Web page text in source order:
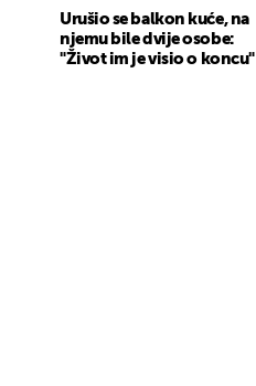
Urušio se balkon kuće, na
njemu bile dvije osobe:
"Život im je visio o koncu"